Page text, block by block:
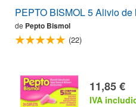
PEPTO BISMOL 5 Alivio
de Pepto Bismol
(22)
11,85 €
IVA